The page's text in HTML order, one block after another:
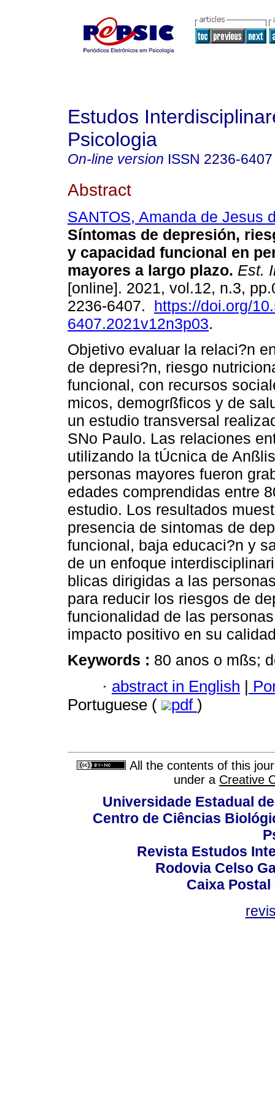
Estudos
Psicologia
On-line version ISSN 2236-6407
Abstract
SANTOS, Amanda de Jesus
Síntomas de depresión,
y capacidad funcional en
mayores a largo plazo. Est.
[online]. 2021, vol.12, n.3,
2236-6407. https://doi.org/
6407.2021v12n3p03.
Objetivo evaluar la relaci?n
de depresi?n, riesgo
funcional, con recursos
micos, demogrßficos y de
un estudio transversal
SNo Paulo. Las relaciones
utilizando la tÚcnica de
personas mayores fueron
edades comprendidas entre
estudio. Los resultados
presencia de sintomas de
funcional, baja educaci?n y
de un enfoque
blicas dirigidas a las
para reducir los riesgos de
funcionalidad de las
impacto positivo en su
Keywords : 80 anos o mßs;
· abstract in English |
Portuguese (
pdf )
All the contents of this
under a Creative
Universidade Estadual
Centro de Ciências
Revista Estudos
Rodovia Celso
Caixa Postal